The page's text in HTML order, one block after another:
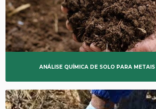
ANÁLISE QUÍMICA DE SOLO PARA